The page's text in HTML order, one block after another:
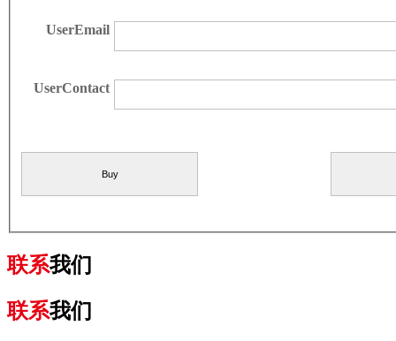
UserEmail
UserContact
联系我们
联系我们